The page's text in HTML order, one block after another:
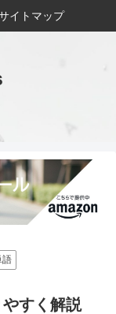
イトマップ
語
やすく解説